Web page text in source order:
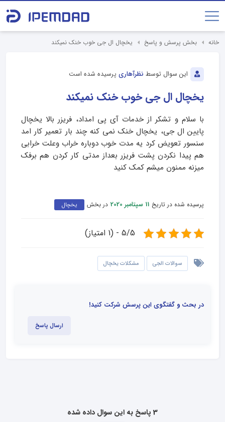
خانه بخش پرسش و پاسخ یخچال ال جی خوب خنک نمیکند
این سوال توسط نظرآهاری پرسیده شده است
یخچال ال جی خوب خنک نمیکند
با سلام و تشکر از خدمات آی پی امداد، فریزر بالا یخچال
پایین ال جی، یخچال خنک نمی کنه چند بار تعمیر کار امد
سنسور تعویض کرد یه مدت خوب دوباره خراب وعلت خرابی
هم پیدا نکردن پشت فریزر بعداز مدتی کار کردن هم برفک
میزنه ممنون میشم کمک کنید
پرسیده شده در تاریخ 11 سپتامبر 2020 در بخش یخچال
5/5 - (1 امتیاز)
سوالات الجی مشکلات یخچال
در بحث و گفتگوی این پرسش شرکت کنید!
ارسال پاسخ
3 پاسخ به این سوال داده شده